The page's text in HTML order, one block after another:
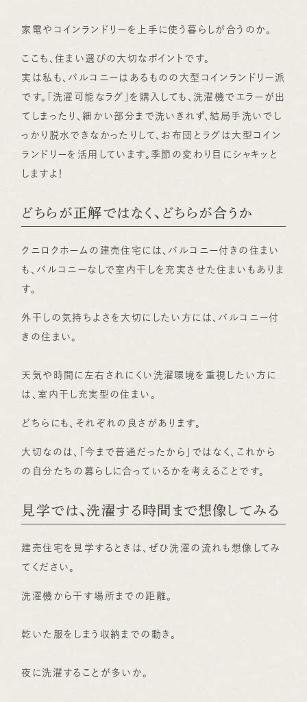
家電やコインランドリーを上手に使う暮らしが合うのか。
ここも、住まい選びの大切なポイントです。
実は私も、バルコニーはあるものの大型コインランドリー派
です。「洗濯可能なラグ」を購入しても、洗濯機でエラーが出
てしまったり、細かい部分まで洗いきれず、結局手洗いでし
っかり脱水できなかったりして、お布団とラグは大型コイン
ランドリーを活用しています。季節の変わり目にシャキッと
しますよ！
どちらが正解ではなく、どちらが合うか
クニロクホームの建売住宅には、バルコニー付きの住まい
も、バルコニーなしで室内干しを充実させた住まいもありま
す。
外干しの気持ちよさを大切にしたい方には、バルコニー付
きの住まい。
天気や時間に左右されにくい洗濯環境を重視したい方に
は、室内干し充実型の住まい。
どちらにも、それぞれの良さがあります。
大切なのは、「今まで普通だったから」ではなく、これから
の自分たちの暮らしに合っているかを考えることです。
見学では、洗濯する時間まで想像してみる
建売住宅を見学するときは、ぜひ洗濯の流れも想像してみ
てください。
洗濯機から干す場所までの距離。
乾いた服をしまう収納までの動き。
夜に洗濯することが多いか。